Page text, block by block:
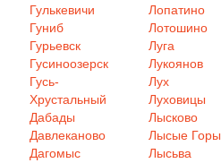
Гулькевичи
Гуниб
Гурьевск
Гусиноозерск
Гусь-
Хрустальный
Дабады
Давлеканово
Дагомыс
Лопатино
Лотошино
Луга
Лукоянов
Лух
Луховицы
Лысково
Лысые Горы
Лысьва